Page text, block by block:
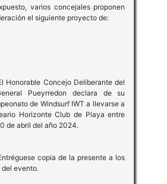
varios concejales proponen
el siguiente proyecto de:
Honorable Concejo Deliberante del
Pueyrredon declara de su
de Windsurf IWT a llevarse a
Horizonte Club de Playa entre
de abril del año 2024.
copia de la presente a los
evento.